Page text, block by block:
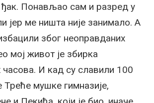
Понављао сам и разред у
јер ме ништа није занимало. А
због неоправданих
мој живот је збирка
часова. И кад су славили 100
Треће мушке гимназије,